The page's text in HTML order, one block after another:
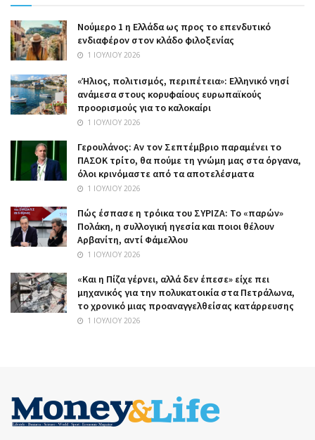
Nούμερο 1 η Ελλάδα ως προς το επενδυτικό
ενδιαφέρον στον κλάδο φιλοξενίας
1 ΙΟΥΛΊΟΥ 2026
«Ήλιος, πολιτισμός, περιπέτεια»: Ελληνικό νησί
ανάμεσα στους κορυφαίους ευρωπαϊκούς
προορισμούς για το καλοκαίρι
1 ΙΟΥΛΊΟΥ 2026
Γερουλάνος: Αν τον Σεπτέμβριο παραμένει το
ΠΑΣΟΚ τρίτο, θα πούμε τη γνώμη μας στα όργανα,
όλοι κρινόμαστε από τα αποτελέσματα
1 ΙΟΥΛΊΟΥ 2026
Πώς έσπασε η τρόικα του ΣΥΡΙΖΑ: Το «παρών»
Πολάκη, η συλλογική ηγεσία και ποιοι θέλουν
Αρβανίτη, αντί Φάμελλου
1 ΙΟΥΛΊΟΥ 2026
«Και η Πίζα γέρνει, αλλά δεν έπεσε» είχε πει
μηχανικός για την πολυκατοικία στα Πετράλωνα,
το χρονικό μιας προαναγγελθείσας κατάρρευσης
1 ΙΟΥΛΊΟΥ 2026